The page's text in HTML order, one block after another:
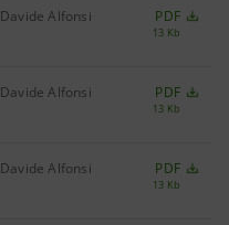
Davide Alfonsi PDF
13 Kb
Davide Alfonsi PDF
13 Kb
Davide Alfonsi PDF
13 Kb